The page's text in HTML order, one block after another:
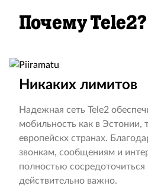
Почему Tele2?
Никаких лимитов
Надежная сеть Tele2
мобильность как в Эстонии,
европейскх странах.
звонкам, сообщениям и
полностью
действительно важно.